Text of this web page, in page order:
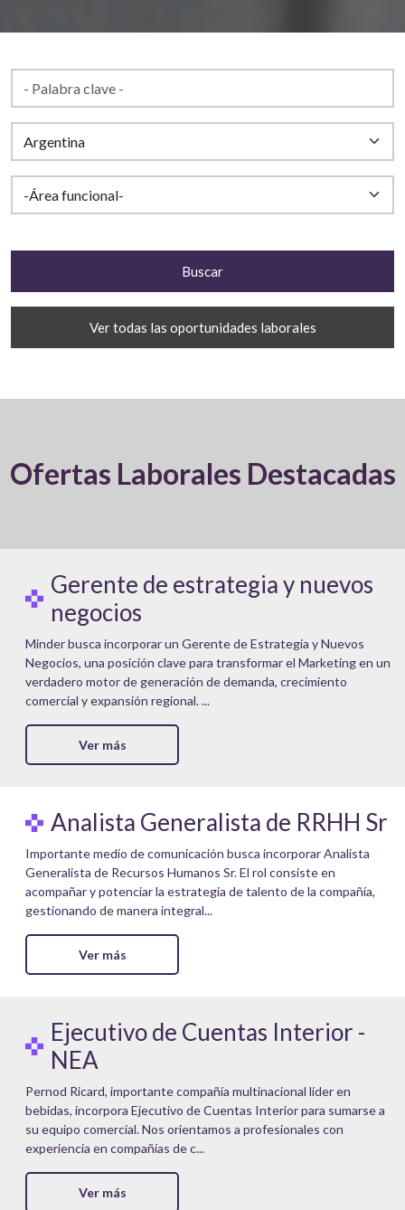
Ver todas las oportunidades laborales
Ofertas Laborales Destacadas
Gerente de estrategia y nuevos
negocios
Minder busca incorporar un Gerente de Estrategia y Nuevos
Negocios, una posición clave para transformar el Marketing en un
verdadero motor de generación de demanda, crecimiento
comercial y expansión regional. ...
Ver más
Analista Generalista de RRHH Sr
Importante medio de comunicación busca incorporar Analista
Generalista de Recursos Humanos Sr. El rol consiste en
acompañar y potenciar la estrategia de talento de la compañía,
gestionando de manera integral...
Ver más
Ejecutivo de Cuentas Interior -
NEA
Pernod Ricard, importante compañía multinacional líder en
bebidas, incorpora Ejecutivo de Cuentas Interior para sumarse a
su equipo comercial. Nos orientamos a profesionales con
experiencia en compañías de c...
Ver más